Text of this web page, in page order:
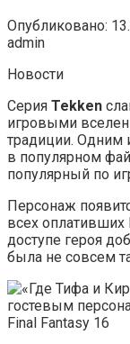
Опубликовано:
admin
Новости
Cерия Tekken
игровыми
традиции. Одним
в популярном
популярный по
Персонаж
всех оплативших
доступе героя
была не совсем